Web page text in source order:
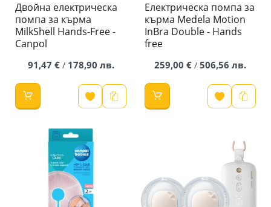
Двойна електрическа
помпа за кърма
MilkShell Hands-Free -
Canpol
91,47 €/ 178,90 лв.
Електрическа помпа за
кърма Medela Motion
InBra Double - Hands
free
259,00 € / 506,56 лв.